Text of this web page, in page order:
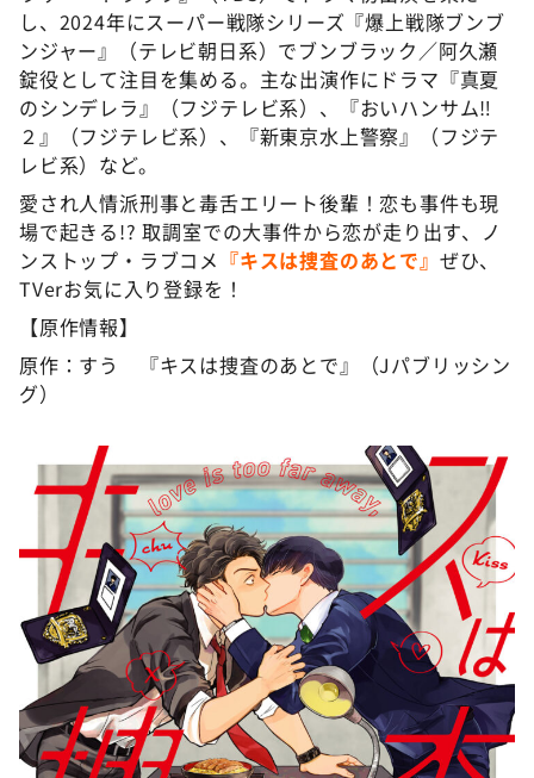
し、2024年にスーパー戦隊シリーズ『爆上戦隊ブンブ
ンジャー』（テレビ朝日系）でブンブラック／阿久瀬
錠役として注目を集める。主な出演作にドラマ『真夏
のシンデレラ』（フジテレビ系）、『おいハンサム‼
２』（フジテレビ系）、『新東京水上警察』（フジテ
レビ系）など。
愛され人情派刑事と毒舌エリート後輩！恋も事件も現
場で起きる!? 取調室での大事件から恋が走り出す、ノ
ンストップ・ラブコメ 『キスは捜査のあとで』 ぜひ、
TVerお気に入り登録を！
【原作情報】
原作：すう 『キスは捜査のあとで』（Jパブリッシン
グ）